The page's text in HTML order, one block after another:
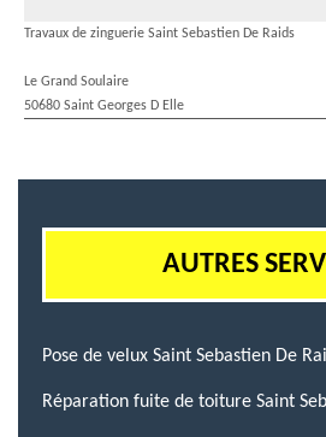
Travaux de zinguerie Saint Sebastien De Raids
Le Grand Soulaire
50680 Saint Georges D Elle
AUTRES
Pose de velux Saint Sebastien De
Réparation fuite de toiture Saint